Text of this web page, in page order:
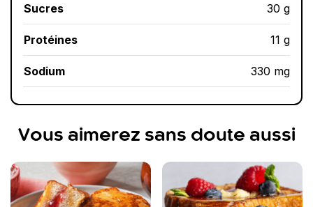
Sucres 30 g
Protéines 11 g
Sodium 330 mg
Vous aimerez sans doute aussi